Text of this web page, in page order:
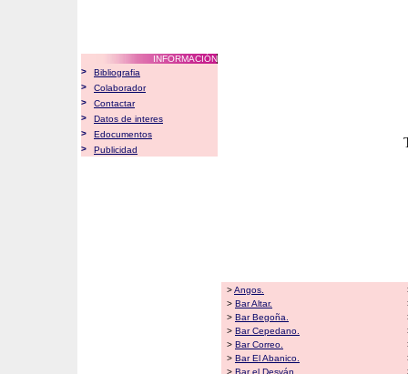
INFORMACIÓN
>
Bibliografia
>
Colaborador
>
Contactar
>
Datos de interes
>
Edocumentos
>
Publicidad
>Angos.
> Bar Altar.
> Bar Begoña.
> Bar Cepedano.
> Bar Correo.
> Bar El Abanico.
> Bar el Desván.